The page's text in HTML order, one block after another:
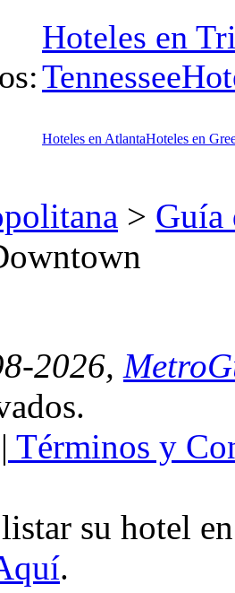
Hoteles en
Tennessee
Hoteles en AtlantaHoteles en
> Guía
2026,
| Términos y
su hotel
.